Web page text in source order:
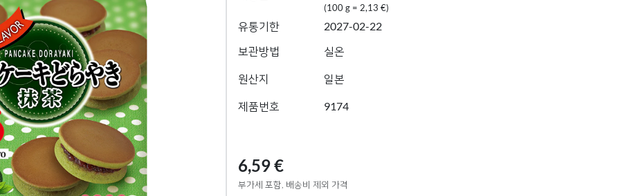
(100 g = 2,13 €)
유통기한
2027-02-22
보관방법
실온
원산지 일본
제품번호 9174
6,59 €
부가세 포함, 배송비 제외 가격